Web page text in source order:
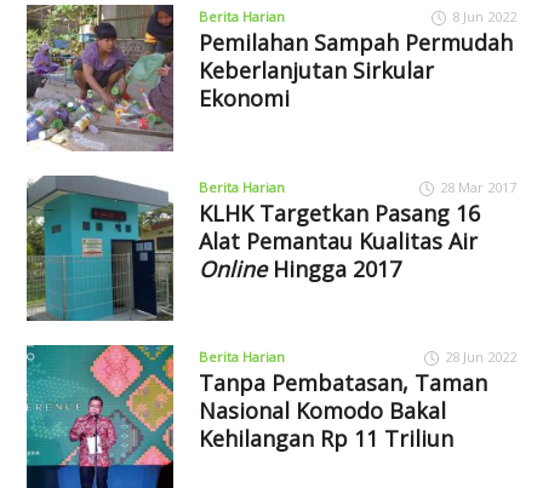
Berita Harian 8 Jun 2022
Pemilahan Sampah Permudah
Keberlanjutan Sirkular
Ekonomi
Berita Harian 28 Mar 2017
KLHK Targetkan Pasang 16
Alat Pemantau Kualitas Air
OnlineHingga 2017
Berita Harian 28 Jun 2022
Tanpa Pembatasan, Taman
Nasional Komodo Bakal
Kehilangan Rp 11 Triliun